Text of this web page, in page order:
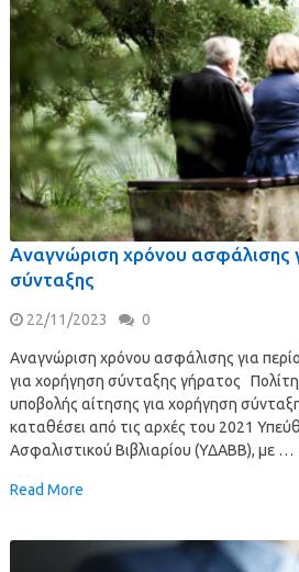
Αναγνώριση χρόνου ασφάλισης
σύνταξης
22/11/2023 0
Αναγνώριση χρόνου ασφάλισης για
για χορήγηση σύνταξης γήρατος
υποβολής αίτησης για χορήγηση
καταθέσει από τις αρχές του 2021
Ασφαλιστικού Βιβλιαρίου (ΥΔΑΒΒ), με …
Read More